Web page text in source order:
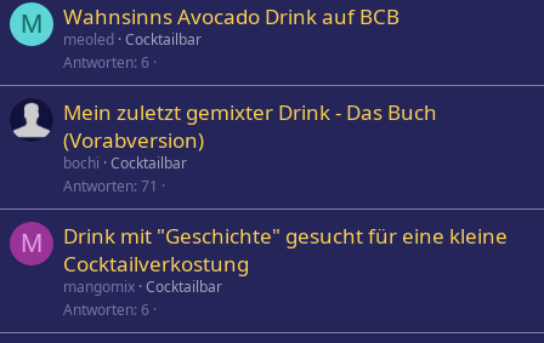
M Wahnsinns Avocado Drink auf BCB
meoled Cocktailbar
Antworten 6
Mein zuletzt gemixter Drink - Das Buch
(Vorabversion)
bochi Cocktailbar
Antworten 71
M
Drink mit "Geschichte" gesucht für eine kleine
Cocktailverkostung
mangomix Cocktailbar
Antworten 6